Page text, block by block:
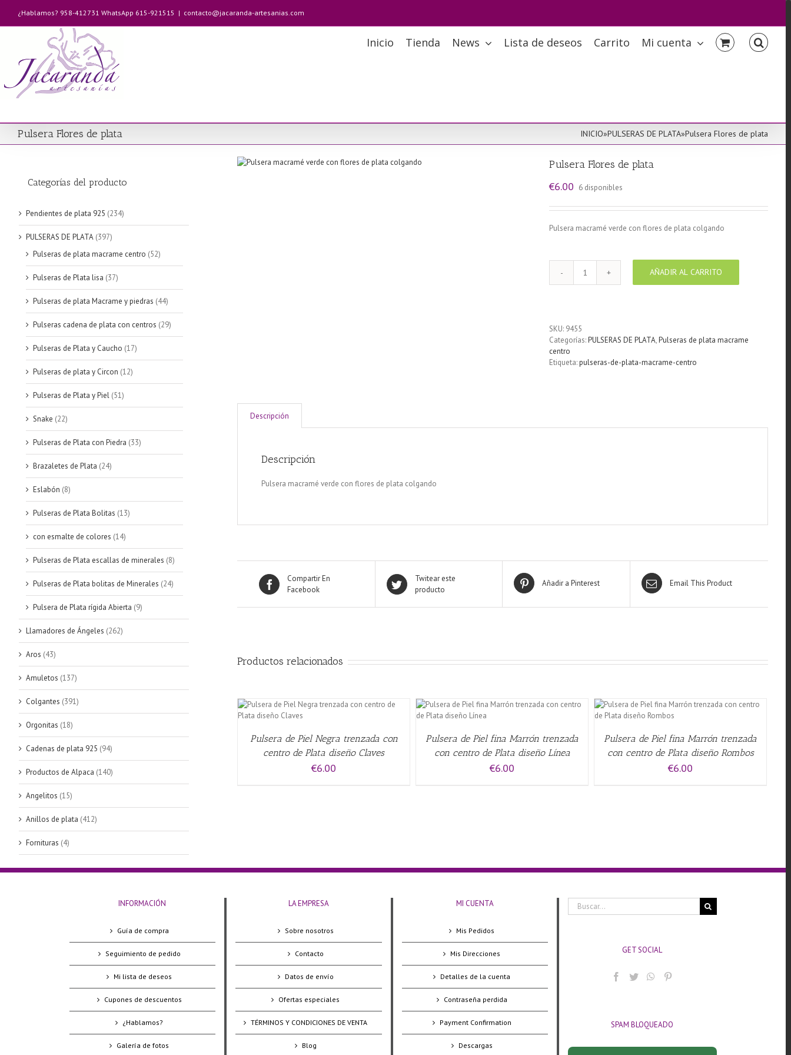
contenido
¿Hablamos? 958-412731 WhatsApp 615-921515 | contacto@jacaranda-artesanias.com
Inicio Tienda News Lista de deseos Carrito Mi cuenta
Pulsera Flores de plata INICIO»PULSERAS DE PLATA»Pulsera Flores de plata
Pulsera Flores de plata
€6.00 6 disponibles
Pulsera macramé verde con flores de plata colgando
Pulsera
AÑADIR AL CARRITO
SKU: 9455
Categorías:PULSERAS DE PLATA,Pulseras de plata macrame
centro
Etiqueta:pulseras-de-plata-macrame-centro
Descripción
Descripción
Pulsera macramé verde con flores de plata colgando
Compartir En
Facebook
Twitear este
producto
Añadir a Pinterest Email This Product
Productos relacionados
AÑADIR AL CARRITO / QUICK VIEW
Pulsera de Piel Negra trenzada con
centro de Plata diseño Claves
€6.00
AÑADIR AL CARRITO
Pulsera de Piel fina Marrón trenzada
con centro de Plata diseño Línea
€6.00
AÑADIR AL CARRITO
Pulsera de Piel fina Marrón trenzada
con centro de Plata diseño Rombos
€6.00
Categorías del producto
Pendientes de plata 925 (234)
PULSERAS DE PLATA (397)
Pulseras de plata macrame centro (52)
Pulseras de Plata lisa (37)
Pulseras de plata Macrame y piedras (44)
Pulseras cadena de plata con centros (29)
Pulseras de Plata y Caucho (17)
Pulseras de plata y Circon (12)
Pulseras de Plata y Piel (51)
Snake (22)
Pulseras de Plata con Piedra (33)
Brazaletes de Plata (24)
Eslabón (8)
Pulseras de Plata Bolitas (13)
con esmalte de colores (14)
Pulseras de Plata escallas de minerales (8)
Pulseras de Plata bolitas de Minerales (24)
Pulsera de Plata rígida Abierta (9)
Llamadores de Ángeles (262)
Aros (43)
Amuletos (137)
Colgantes (391)
Orgonitas (18)
Cadenas de plata 925 (94)
Productos de Alpaca (140)
Angelitos (15)
Anillos de plata (412)
Fornituras (4)
INFORMACIÓN
Guía de compra
Seguimiento de pedido
Mi lista de deseos
Cupones de descuentos
¿Hablamos?
Galería de fotos
LA EMPRESA
Sobre nosotros
Contacto
Datos de envío
Ofertas especiales
TÉRMINOS Y CONDICIONES DE VENTA
Blog
MI CUENTA
Mis Pedidos
Mis Direcciones
Detalles de la cuenta
Contraseña perdida
Payment Confirmation
Descargas
Buscar:
GET SOCIAL
SPAM BLOQUEADO